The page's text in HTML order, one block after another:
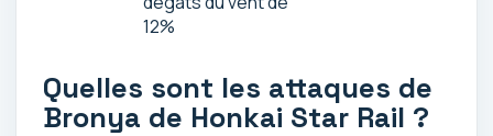
12%
Quelles sont les attaques de
Bronya de Honkai Star Rail ?